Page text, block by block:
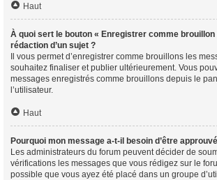
Haut
À quoi sert le bouton « Enregistrer comme
rédaction d’un sujet ?
Il vous permet d’enregistrer comme brouillons les
souhaitez finaliser et publier ultérieurement. Vous
messages enregistrés comme brouillons depuis le
l’utilisateur.
Haut
Pourquoi mon message a-t-il besoin d’être
Les administrateurs du forum peuvent décider de
vérifications les messages que vous rédigez sur le
possible que vous ayez été placé dans un groupe